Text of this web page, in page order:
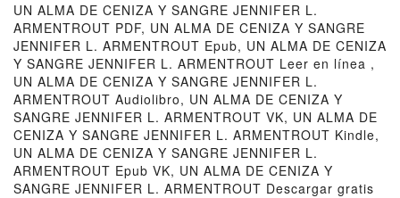
UN ALMA DE CENIZA Y SANGRE JENNIFER L.
ARMENTROUT PDF, UN ALMA DE CENIZA Y SANGRE
JENNIFER L. ARMENTROUT Epub, UN ALMA DE CENIZA
Y SANGRE JENNIFER L. ARMENTROUT Leer en línea ,
UN ALMA DE CENIZA Y SANGRE JENNIFER L.
ARMENTROUT Audiolibro, UN ALMA DE CENIZA Y
SANGRE JENNIFER L. ARMENTROUT VK, UN ALMA DE
CENIZA Y SANGRE JENNIFER L. ARMENTROUT Kindle,
UN ALMA DE CENIZA Y SANGRE JENNIFER L.
ARMENTROUT Epub VK, UN ALMA DE CENIZA Y
SANGRE JENNIFER L. ARMENTROUT Descargar gratis